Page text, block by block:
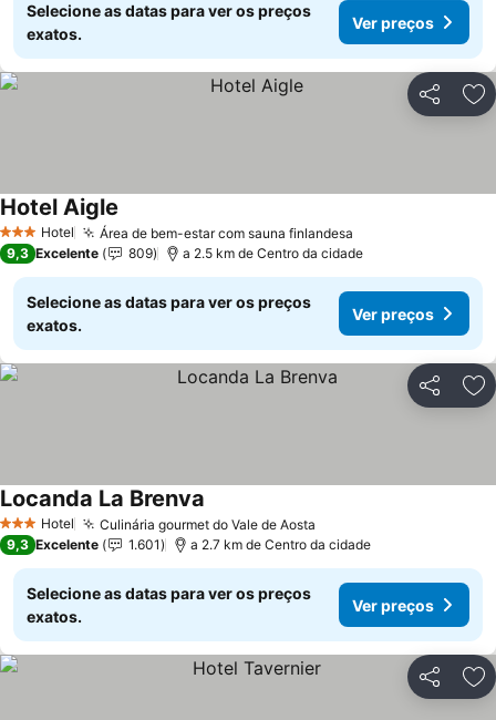
Selecione as datas para ver os preços
exatos.
Ver preços
Partilhar
3 EstrelasHotel Área de bem-estar com sauna finlandesa
Hotel Aigle
9,3 Excelente 809 a 2.5 km de Centro da cidade
Selecione as datas para ver os preços
exatos.
Ver preços
Partilhar
3 EstrelasHotel Culinária gourmet do Vale de Aosta
Locanda La Brenva
9,3 Excelente 1.601 a 2.7 km de Centro da cidade
Selecione as datas para ver os preços
exatos.
Ver preços
Partilhar